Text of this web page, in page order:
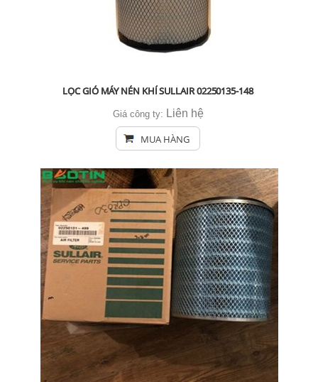
LỌC GIÓ MÁY NÉN KHÍ SULLAIR 02250135-148
Giá công ty: Liên hệ
MUA HÀNG